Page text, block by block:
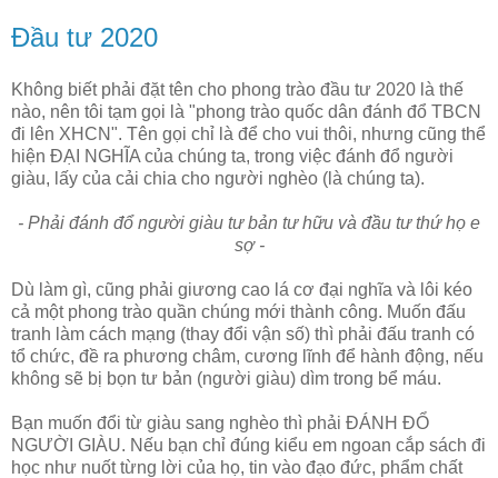
Đầu tư 2020
Không biết phải đặt tên cho phong trào đầu tư 2020 là thế
nào, nên tôi tạm gọi là "phong trào quốc dân đánh đổ TBCN
đi lên XHCN". Tên gọi chỉ là để cho vui thôi, nhưng cũng thể
hiện ĐẠI NGHĨA của chúng ta, trong việc đánh đổ người
giàu, lấy của cải chia cho người nghèo (là chúng ta).
- Phải đánh đổ người giàu tư bản tư hữu và đầu tư thứ họ e
sợ -
Dù làm gì, cũng phải giương cao lá cơ đại nghĩa và lôi kéo
cả một phong trào quần chúng mới thành công. Muốn đấu
tranh làm cách mạng (thay đổi vận số) thì phải đấu tranh có
tổ chức, đề ra phương châm, cương lĩnh để hành động, nếu
không sẽ bị bọn tư bản (người giàu) dìm trong bể máu.
Bạn muốn đổi từ giàu sang nghèo thì phải ĐÁNH ĐỔ
NGƯỜI GIÀU. Nếu bạn chỉ đúng kiểu em ngoan cắp sách đi
học như nuốt từng lời của họ, tin vào đạo đức, phẩm chất